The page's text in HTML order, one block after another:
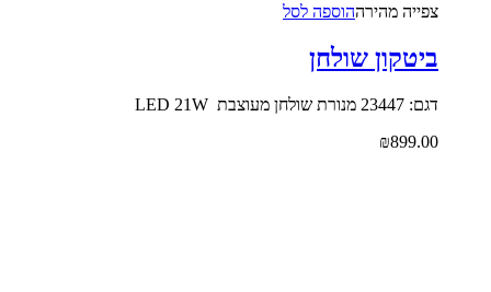
צפייה‬ ‫מהירה‬הוספה לסל
ביטקון שולחן
דגם: 23447 מנורת שולחן מעוצבת LED 21W
₪899.00